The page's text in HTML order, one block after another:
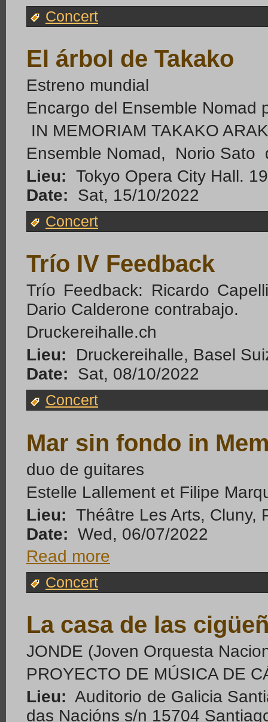
Concert
El árbol de Takako
Estreno mundial
Encargo del Ensemble Nomad
IN MEMORIAM TAKAKO
Ensemble Nomad, Norio Sato
Lieu: Tokyo Opera City Hall.
Date:
Sat, 15/10/2022
Concert
Trío IV Feedback
Trío Feedback: Ricardo
Dario Calderone contrabajo.
Druckereihalle.ch
Lieu:
Druckereihalle, Basel
Date:
Sat, 08/10/2022
Concert
Mar sin fondo in
duo de guitares
Estelle Lallement et Filipe
Lieu: Théâtre Les Arts, Cluny,
Date: Wed, 06/07/2022
Read more
Concert
La casa de las
JONDE (Joven Orquesta
PROYECTO DE MÚSICA DE
Lieu: Auditorio de Galicia
das Nacións s/n 15704